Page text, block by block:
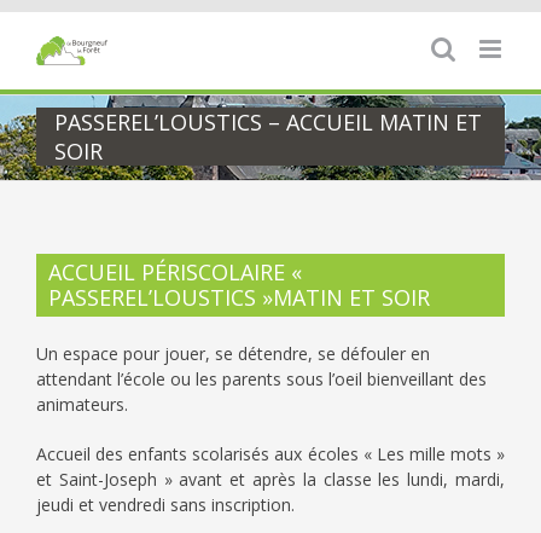
Passer
contenu
PASSEREL’LOUSTICS – ACCUEIL MATIN ET
SOIR
ACCUEIL PÉRISCOLAIRE «
PASSEREL’LOUSTICS »MATIN ET SOIR
Un espace pour jouer, se détendre, se défouler en
attendant l’école ou les parents sous l’oeil bienveillant des
animateurs.
Accueil des enfants scolarisés aux écoles « Les mille mots »
et Saint-Joseph » avant et après la classe les lundi, mardi,
jeudi et vendredi sans inscription.